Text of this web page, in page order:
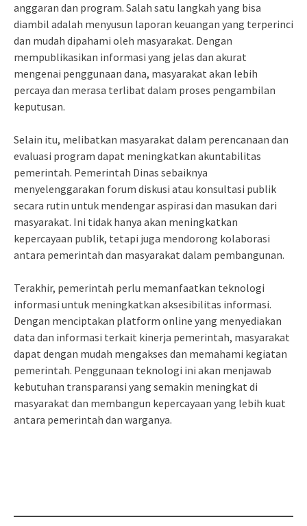
anggaran dan program. Salah satu langkah yang bisa
diambil adalah menyusun laporan keuangan yang terperinci
dan mudah dipahami oleh masyarakat. Dengan
mempublikasikan informasi yang jelas dan akurat
mengenai penggunaan dana, masyarakat akan lebih
percaya dan merasa terlibat dalam proses pengambilan
keputusan.
Selain itu, melibatkan masyarakat dalam perencanaan dan
evaluasi program dapat meningkatkan akuntabilitas
pemerintah. Pemerintah Dinas sebaiknya
menyelenggarakan forum diskusi atau konsultasi publik
secara rutin untuk mendengar aspirasi dan masukan dari
masyarakat. Ini tidak hanya akan meningkatkan
kepercayaan publik, tetapi juga mendorong kolaborasi
antara pemerintah dan masyarakat dalam pembangunan.
Terakhir, pemerintah perlu memanfaatkan teknologi
informasi untuk meningkatkan aksesibilitas informasi.
Dengan menciptakan platform online yang menyediakan
data dan informasi terkait kinerja pemerintah, masyarakat
dapat dengan mudah mengakses dan memahami kegiatan
pemerintah. Penggunaan teknologi ini akan menjawab
kebutuhan transparansi yang semakin meningkat di
masyarakat dan membangun kepercayaan yang lebih kuat
antara pemerintah dan warganya.